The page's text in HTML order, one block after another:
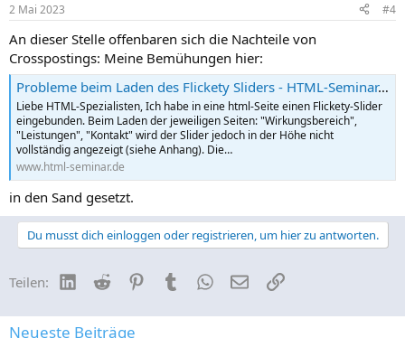
2 Mai 2023 #4
An dieser Stelle offenbaren sich die Nachteile von
Crosspostings: Meine Bemühungen hier:
Probleme beim Laden des Flickety Sliders - HTML-Seminar.de - Forum für HTML, CSS und PHP
Liebe HTML-Spezialisten, Ich habe in eine html-Seite einen Flickety-Slider
eingebunden. Beim Laden der jeweiligen Seiten: "Wirkungsbereich",
"Leistungen", "Kontakt" wird der Slider jedoch in der Höhe nicht
vollständig angezeigt (siehe Anhang). Die…
www.html-seminar.de
in den Sand gesetzt.
Du musst dich einloggen oder registrieren, um hier zu antworten.
Teilen: LinkedIn
Reddit PinterestTumblrWhatsApp
E-MailLink
Neueste Beiträge